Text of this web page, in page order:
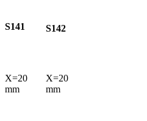
S141
X=20
mm
S142
X=20
mm